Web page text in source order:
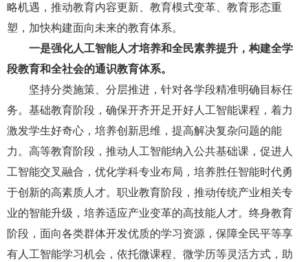
略机遇，推动教育内容更新、教育模式变革、教育形态重
塑，加快构建面向未来的教育体系。
一是强化人工智能人才培养和全民素养提升，构建全学
段教育和全社会的通识教育体系。
坚持分类施策、分层推进，针对各学段精准明确目标任
务。基础教育阶段，确保开齐开足开好人工智能课程，着力
激发学生好奇心，培养创新思维，提高解决复杂问题的能
力。高等教育阶段，推动人工智能纳入公共基础课，促进人
工智能交叉融合，优化学科专业布局，培养胜任智能时代勇
于创新的高素质人才。职业教育阶段，推动传统产业相关专
业的智能升级，培养适应产业变革的高技能人才。终身教育
阶段，面向各类群体开发优质的学习资源，保障全民平等享
有人工智能学习机会，依托微课程、微学历等灵活方式，助